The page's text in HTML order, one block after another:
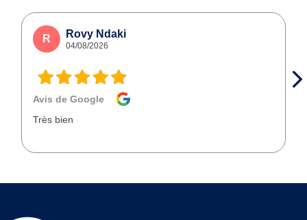
R Rovy Ndaki
04/08/2026
Avis de Google
Très bien